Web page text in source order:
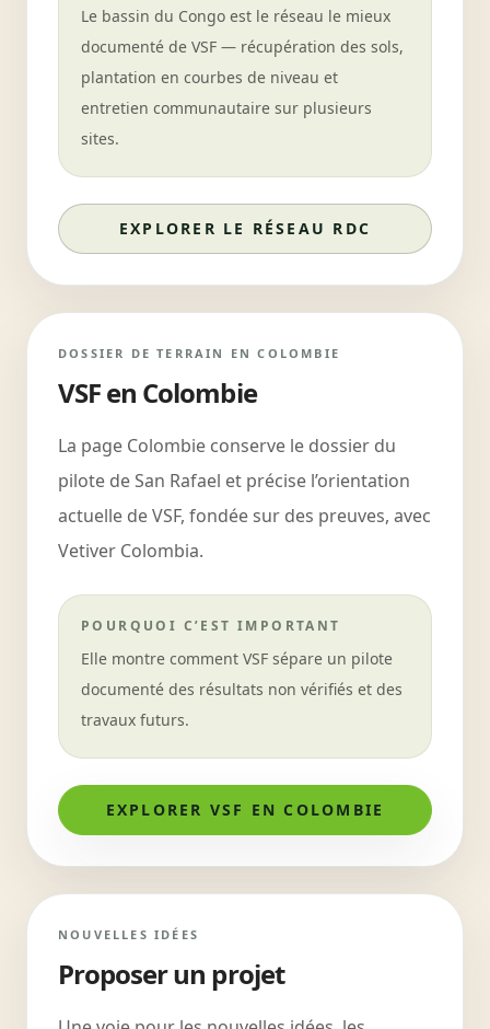
Le bassin du Congo est le réseau le mieux
documenté de VSF — récupération des sols,
plantation en courbes de niveau et
entretien communautaire sur plusieurs
sites.
EXPLORER LE RÉSEAU RDC
DOSSIER DE TERRAIN EN COLOMBIE
VSF en Colombie
La page Colombie conserve le dossier du
pilote de San Rafael et précise l’orientation
actuelle de VSF, fondée sur des preuves, avec
Vetiver Colombia.
POURQUOI C’EST IMPORTANT
Elle montre comment VSF sépare un pilote
documenté des résultats non vérifiés et des
travaux futurs.
EXPLORER VSF EN COLOMBIE
NOUVELLES IDÉES
Proposer un projet